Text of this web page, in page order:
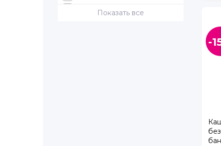
Колпино г., Балканская дорога, д. 10, ТЦ
Показать все
-